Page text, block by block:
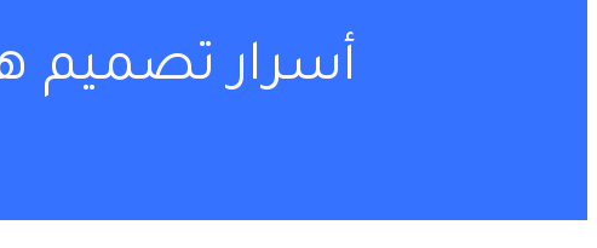
أسرار تصميم